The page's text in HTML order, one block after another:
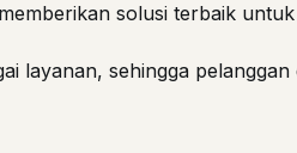
solusi terbaik
layanan, sehingga pelanggan